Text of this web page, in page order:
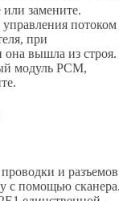
замените.
потоком
при
она вышла из строя.
модуль PCM,
и
с помощью